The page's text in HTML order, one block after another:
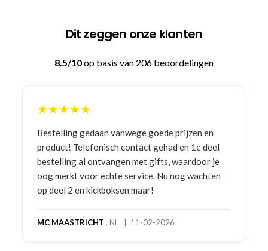
Dit zeggen onze klanten
8.5/10op basis van 206 beoordelingen
★★★★★
Bestelling gedaan vanwege goede prijzen en
product! Telefonisch contact gehad en 1e deel
bestelling al ontvangen met gifts, waardoor je
oog merkt voor echte service. Nu nog wachten
op deel 2 en kickboksen maar!
MC MAASTRICHT , NL | 11-02-2026